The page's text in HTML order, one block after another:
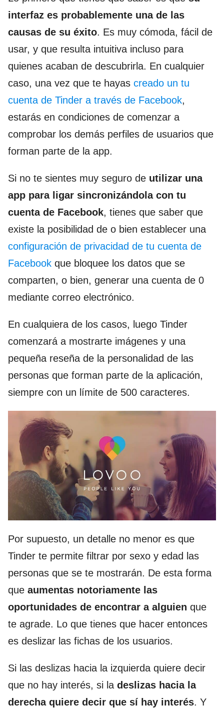
interfaz es probablemente una de las
causas de su éxito. Es muy cómoda, fácil de
usar, y que resulta intuitiva incluso para
quienes acaban de descubrirla. En cualquier
caso, una vez que te hayas creado un tu
cuenta de Tinder a través de Facebook,
estarás en condiciones de comenzar a
comprobar los demás perfiles de usuarios que
forman parte de la app.
Si no te sientes muy seguro de utilizar una
app para ligar sincronizándola con tu
cuenta de Facebook, tienes que saber que
existe la posibilidad de o bien establecer una
configuración de privacidad de tu cuenta de
Facebook que bloquee los datos que se
comparten, o bien, generar una cuenta de 0
mediante correo electrónico.
En cualquiera de los casos, luego Tinder
comenzará a mostrarte imágenes y una
pequeña reseña de la personalidad de las
personas que forman parte de la aplicación,
siempre con un límite de 500 caracteres.
Por supuesto, un detalle no menor es que
Tinder te permite filtrar por sexo y edad las
personas que se te mostrarán. De esta forma
que aumentas notoriamente las
oportunidades de encontrar a alguien que
te agrade. Lo que tienes que hacer entonces
es deslizar las fichas de los usuarios.
Si las deslizas hacia la izquierda quiere decir
que no hay interés, si la deslizas hacia la
derecha quiere decir que sí hay interés. Y